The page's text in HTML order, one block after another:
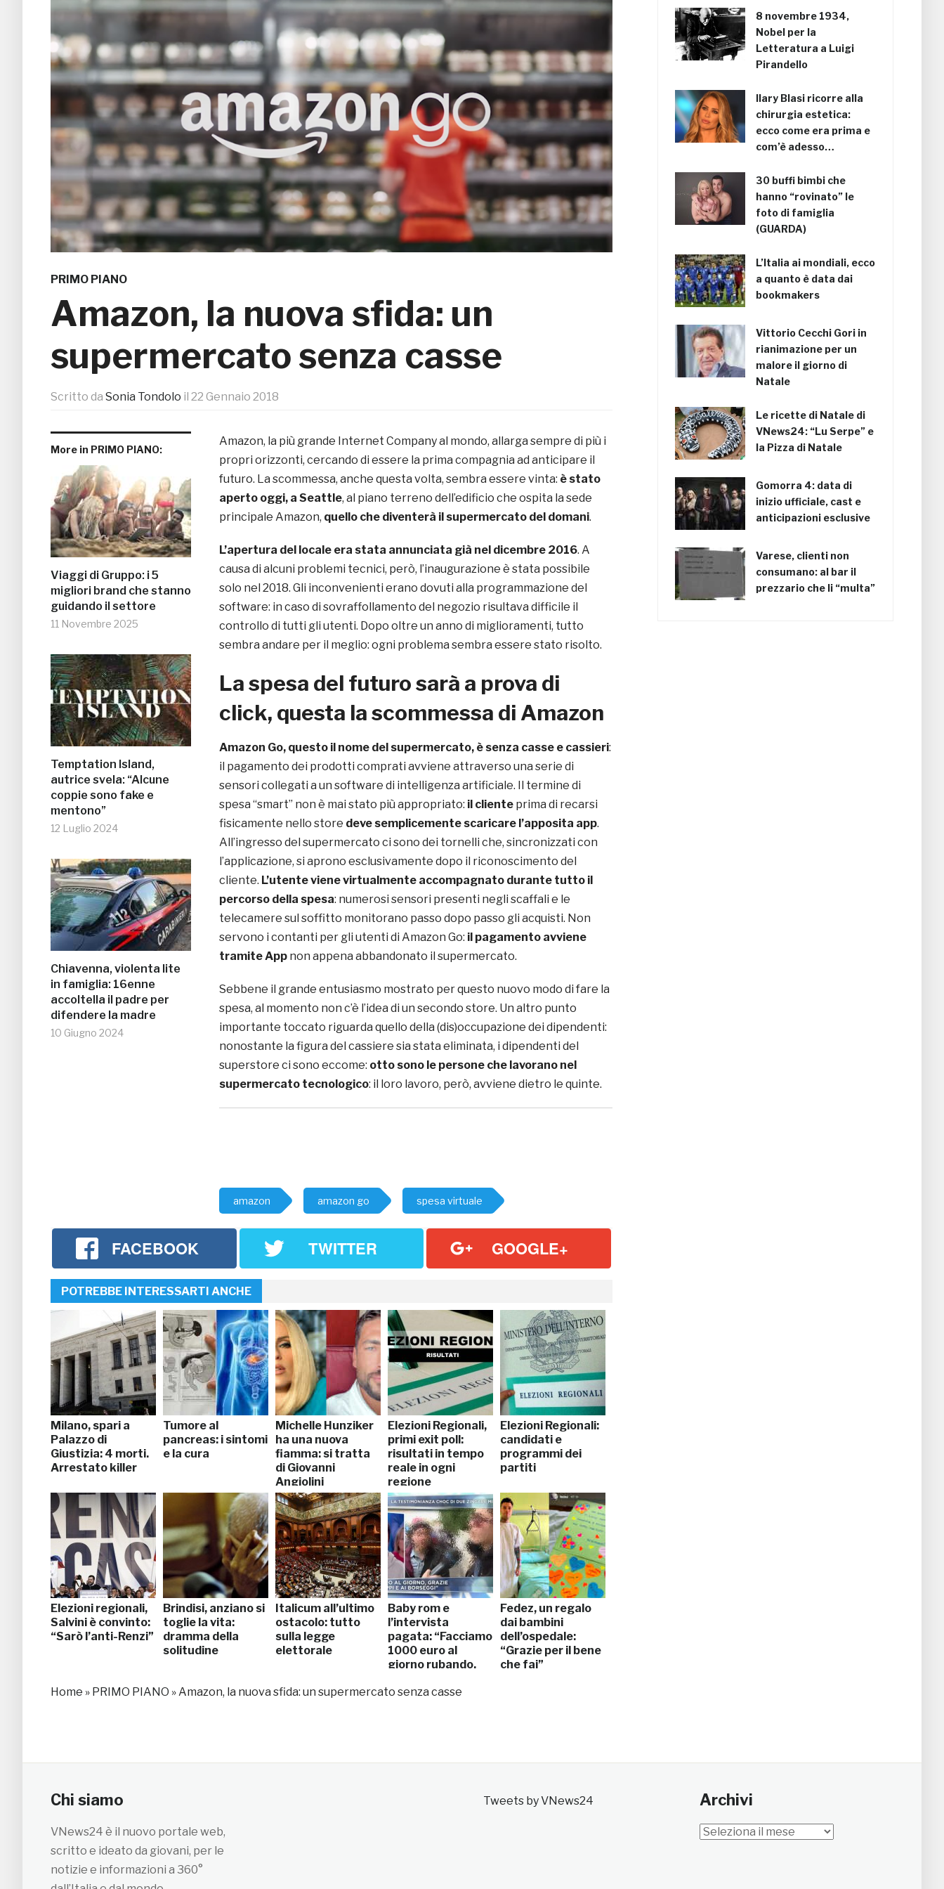
PRIMO PIANO
Amazon, la nuova sfida: un
supermercato senza casse
Scritto da Sonia Tondolo il 22 Gennaio 2018
More in PRIMO PIANO:
Viaggi di Gruppo: i 5
migliori brand che stanno
guidando il settore
11 Novembre 2025
Temptation Island,
autrice svela: “Alcune
coppie sono fake e
mentono”
12 Luglio 2024
Chiavenna, violenta lite
in famiglia: 16enne
accoltella il padre per
difendere la madre
10 Giugno 2024
Amazon, la più grande Internet Company al mondo, allarga sempre di più i
propri orizzonti, cercando di essere la prima compagnia ad anticipare il
futuro. La scommessa, anche questa volta, sembra essere vinta: è stato
aperto oggi, a Seattle, al piano terreno dell’edificio che ospita la sede
principale Amazon, quello che diventerà il supermercato del domani.
L’apertura del locale era stata annunciata già nel dicembre 2016. A
causa di alcuni problemi tecnici, però, l’inaugurazione è stata possibile
solo nel 2018. Gli inconvenienti erano dovuti alla programmazione del
software: in caso di sovraffollamento del negozio risultava difficile il
controllo di tutti gli utenti. Dopo oltre un anno di miglioramenti, tutto
sembra andare per il meglio: ogni problema sembra essere stato risolto.
La spesa del futuro sarà a prova di
click, questa la scommessa di Amazon
Amazon Go, questo il nome del supermercato, è senza casse e cassieri:
il pagamento dei prodotti comprati avviene attraverso una serie di
sensori collegati a un software di intelligenza artificiale. Il termine di
spesa “smart” non è mai stato più appropriato: il cliente prima di recarsi
fisicamente nello store deve semplicemente scaricare l’apposita app.
All’ingresso del supermercato ci sono dei tornelli che, sincronizzati con
l’applicazione, si aprono esclusivamente dopo il riconoscimento del
cliente. L’utente viene virtualmente accompagnato durante tutto il
percorso della spesa: numerosi sensori presenti negli scaffali e le
telecamere sul soffitto monitorano passo dopo passo gli acquisti. Non
servono i contanti per gli utenti di Amazon Go: il pagamento avviene
tramite App non appena abbandonato il supermercato.
Sebbene il grande entusiasmo mostrato per questo nuovo modo di fare la
spesa, al momento non c’è l’idea di un secondo store. Un altro punto
importante toccato riguarda quello della (dis)occupazione dei dipendenti:
nonostante la figura del cassiere sia stata eliminata, i dipendenti del
superstore ci sono eccome: otto sono le persone che lavorano nel
supermercato tecnologico: il loro lavoro, però, avviene dietro le quinte.
amazon amazon go spesa virtuale
FACEBOOK TWITTER GOOGLE+
POTREBBE INTERESSARTI ANCHE
Milano, spari a
Palazzo di
Giustizia: 4 morti.
Arrestato killer
Tumore al
pancreas: i sintomi
e la cura
Michelle Hunziker
ha una nuova
fiamma: si tratta
di Giovanni
Angiolini
Elezioni Regionali,
primi exit poll:
risultati in tempo
reale in ogni
regione
Elezioni Regionali:
candidati e
programmi dei
partiti
Elezioni regionali,
Salvini è convinto:
“Sarò l’anti-Renzi”
Brindisi, anziano si
toglie la vita:
dramma della
solitudine
Italicum all’ultimo
ostacolo: tutto
sulla legge
elettorale
Baby rom e
l’intervista
pagata: “Facciamo
1000 euro al
giorno rubando,
Fedez, un regalo
dai bambini
dell’ospedale:
“Grazie per il bene
che fai”
Home » PRIMO PIANO »Amazon, la nuova sfida: un supermercato senza casse
8 novembre 1934,
Nobel per la
Letteratura a Luigi
Pirandello
Ilary Blasi ricorre alla
chirurgia estetica:
ecco come era prima e
com’è adesso…
30 buffi bimbi che
hanno “rovinato” le
foto di famiglia
(GUARDA)
L’Italia ai mondiali, ecco
a quanto è data dai
bookmakers
Vittorio Cecchi Gori in
rianimazione per un
malore il giorno di
Natale
Le ricette di Natale di
VNews24: “Lu Serpe” e
la Pizza di Natale
Gomorra 4: data di
inizio ufficiale, cast e
anticipazioni esclusive
Varese, clienti non
consumano: al bar il
prezzario che li “multa”
Chi siamo
VNews24 è il nuovo portale web,
scritto e ideato da giovani, per le
notizie e informazioni a 360°
Tweets by VNews24 Archivi
Archivi